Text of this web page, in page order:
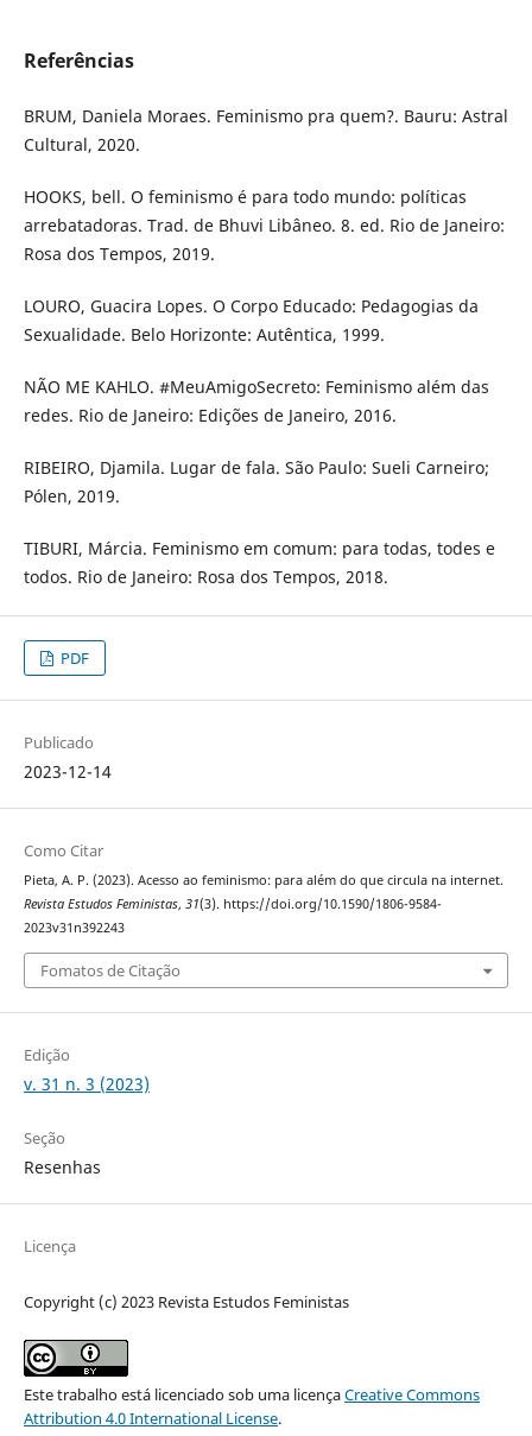
Referências
BRUM, Daniela Moraes. Feminismo pra quem?. Bauru: Astral
Cultural, 2020.
HOOKS, bell. O feminismo é para todo mundo: políticas
arrebatadoras. Trad. de Bhuvi Libâneo. 8. ed. Rio de Janeiro:
Rosa dos Tempos, 2019.
LOURO, Guacira Lopes. O Corpo Educado: Pedagogias da
Sexualidade. Belo Horizonte: Autêntica, 1999.
NÃO ME KAHLO. #MeuAmigoSecreto: Feminismo além das
redes. Rio de Janeiro: Edições de Janeiro, 2016.
RIBEIRO, Djamila. Lugar de fala. São Paulo: Sueli Carneiro;
Pólen, 2019.
TIBURI, Márcia. Feminismo em comum: para todas, todes e
todos. Rio de Janeiro: Rosa dos Tempos, 2018.
PDF
Publicado
2023-12-14
Como Citar
Pieta, A. P. (2023). Acesso ao feminismo: para além do que circula na internet.
Revista Estudos Feministas, 31(3). https://doi.org/10.1590/1806-9584-
2023v31n392243
Fomatos de Citação
Edição
v. 31 n. 3 (2023)
Seção
Resenhas
Licença
Copyright (c) 2023 Revista Estudos Feministas
Este trabalho está licenciado sob uma licençaCreative Commons
Attribution 4.0 International License.